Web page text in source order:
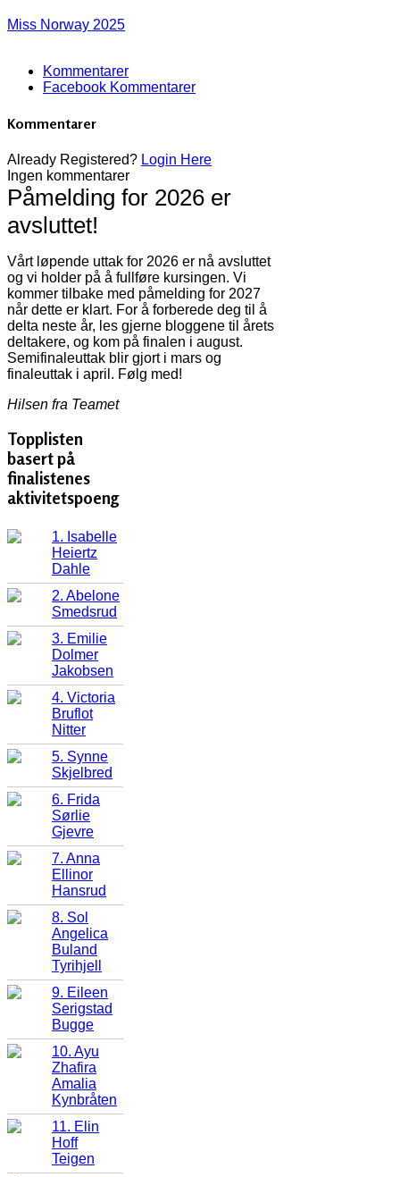
Miss Norway 2025
Kommentarer
Facebook Kommentarer
Kommentarer
Already Registered? Login Here
Ingen kommentarer
Påmelding for 2026 er
avsluttet!
Vårt løpende uttak for 2026 er nå avsluttet
og vi holder på å fullføre kursingen. Vi
kommer tilbake med påmelding for 2027
når dette er klart. For å forberede deg til å
delta neste år, les gjerne bloggene til årets
deltakere, og kom på finalen i august.
Semifinaleuttak blir gjort i mars og
finaleuttak i april. Følg med!
Hilsen fra Teamet
Topplisten
basert på
finalistenes
aktivitetspoeng
1. Isabelle
Heiertz
Dahle
2. Abelone
Smedsrud
3. Emilie
Dolmer
Jakobsen
4. Victoria
Bruflot
Nitter
5. Synne
Skjelbred
6. Frida
Sørlie
Gjevre
7. Anna
Ellinor
Hansrud
8. Sol
Angelica
Buland
Tyrihjell
9. Eileen
Serigstad
Bugge
10. Ayu
Zhafira
Amalia
Kynbråten
11. Elin
Hoff
Teigen